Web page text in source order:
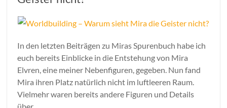
In den letzten Beiträgen zu Miras Spurenbuch habe ich
euch bereits Einblicke in die Entstehung von Mira
Elvren, eine meiner Nebenfiguren, gegeben. Nun fand
Mira ihren Platz natürlich nicht im luftleeren Raum.
Vielmehr waren bereits andere Figuren und Details